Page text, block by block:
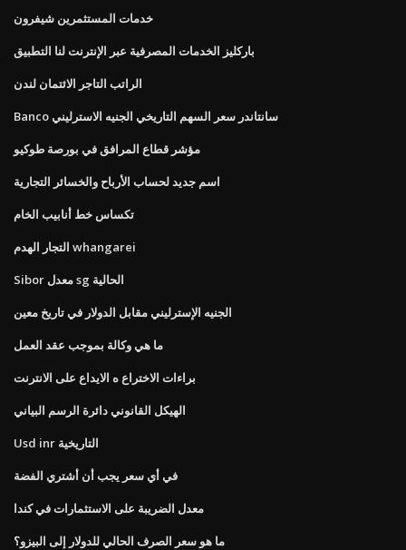
خدمات المستثمرين شيفرون
باركليز الخدمات المصرفية عبر الإنترنت لنا التطبيق
الراتب التاجر الائتمان لندن
Banco سانتاندر سعر السهم التاريخي الجنيه الاسترليني
مؤشر قطاع المرافق في بورصة طوكيو
اسم جديد لحساب الأرباح والخسائر التجارية
تكساس خط أنابيب الخام
التجار الهدم whangarei
Sibor معدل sg الحالية
الجنيه الإسترليني مقابل الدولار في تاريخ معين
ما هي وكالة بموجب عقد العمل
براءات الاختراع ه الايداع على الانترنت
الهيكل القانوني دائرة الرسم البياني
Usd inr التاريخية
في أي سعر يجب أن أشتري الفضة
معدل الضريبة على الاستثمارات في كندا
ما هو سعر الصرف الحالي للدولار إلى البيزو؟